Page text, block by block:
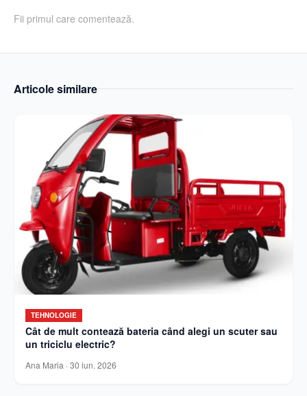
Fii primul care comentează.
Articole similare
TEHNOLOGIE
Cât de mult contează bateria când alegi un scuter sau
un triciclu electric?
Ana Maria · 30 iun. 2026